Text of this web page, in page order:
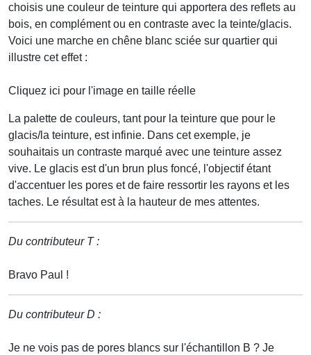
choisis une couleur de teinture qui apportera des reflets au
bois, en complément ou en contraste avec la teinte/glacis.
Voici une marche en chêne blanc sciée sur quartier qui
illustre cet effet :
Cliquez ici pour l'image en taille réelle
La palette de couleurs, tant pour la teinture que pour le
glacis/la teinture, est infinie. Dans cet exemple, je
souhaitais un contraste marqué avec une teinture assez
vive. Le glacis est d'un brun plus foncé, l'objectif étant
d'accentuer les pores et de faire ressortir les rayons et les
taches. Le résultat est à la hauteur de mes attentes.
Du contributeur T :
Bravo Paul !
Du contributeur D :
Je ne vois pas de pores blancs sur l'échantillon B ? Je